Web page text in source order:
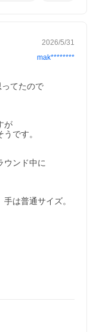
2026/5/31
mak********
てたので
が
です。
ウンド中に
は普通サイズ。